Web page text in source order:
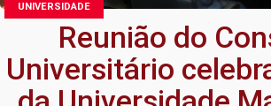
UNIVERSIDADE
Reunião do
Universitário